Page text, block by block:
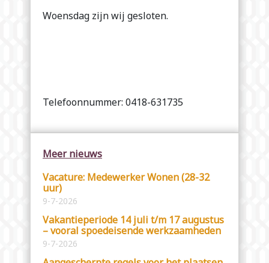
Woensdag zijn wij gesloten.
Telefoonnummer: 0418-631735
Meer nieuws
Vacature: Medewerker Wonen (28-32
uur)
9-7-2026
Vakantieperiode 14 juli t/m 17 augustus
– vooral spoedeisende werkzaamheden
9-7-2026